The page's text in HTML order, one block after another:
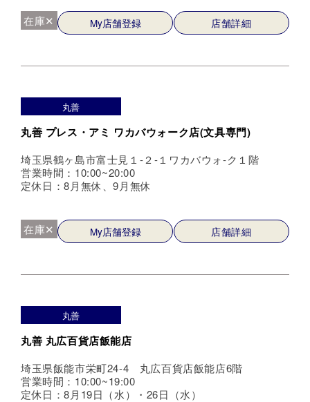
在庫✕ My店舗登録 店舗詳細
丸善
丸善 プレス・アミ ワカバウォーク店(文具専門)
埼玉県鶴ヶ島市富士見１-２-１ワカバウォ-ク１階
営業時間：10:00~20:00
定休日：8月無休、9月無休
在庫✕ My店舗登録 店舗詳細
丸善
丸善 丸広百貨店飯能店
埼玉県飯能市栄町24-4 丸広百貨店飯能店6階
営業時間：10:00~19:00
定休日：8月19日（水）・26日（水）